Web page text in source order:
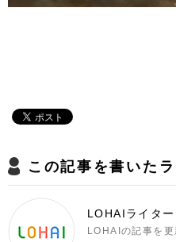
この記事を書いた
LOHAIライター
LOHAIの記事を更